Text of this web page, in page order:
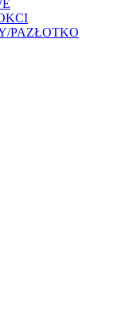
PAZŁOTKO